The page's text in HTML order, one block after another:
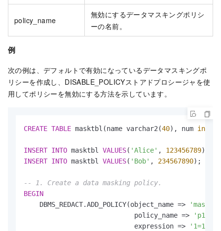
policy_name
無効にするデータマスキングポリシ
ーの名前。
例
次の例は、デフォルトで有効になっているデータマスキングポ
リシーを作成し、DISABLE_POLICYストアドプロシージャを使
用してポリシーを無効にする方法を示しています。
CREATE TABLE masktbl(name varchar2(40), num
INSERT INTO masktbl VALUES( 'Alice' , 123456789
INSERT INTO masktbl VALUES( 'Bob' , 234567890);
-- 1. Create a data masking policy.
BEGIN
    DBMS_REDACT.ADD_POLICY(object_name
=>
                            policy_name
=> 'p1'
                            expression
=> '1=1'